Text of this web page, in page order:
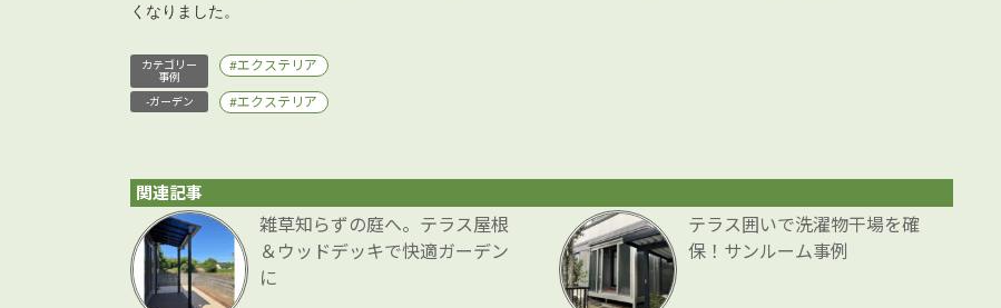
くなりました。
カテゴリー
事例
エクステリア
-ガーデン エクステリア
関連記事
雑草知らずの庭へ。テラス屋根
＆ウッドデッキで快適ガーデン
に
テラス囲いで洗濯物干場を確
保！サンルーム事例